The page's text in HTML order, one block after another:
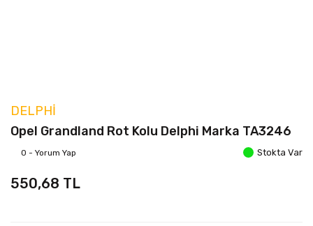
DELPHI
Opel Grandland Rot Kolu Delphi Marka TA3246
0 - Yorum Yap Stokta Var
550,68 TL